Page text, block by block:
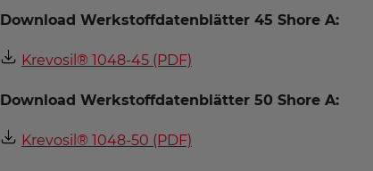
Download Werkstoffdatenblätter 45 Shore A:
Krevosil® 1048-45 (PDF)
Download Werkstoffdatenblätter 50 Shore A:
Krevosil® 1048-50 (PDF)